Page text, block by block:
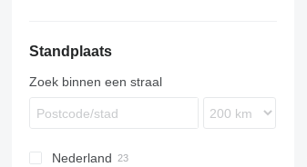
Standplaats
Zoek binnen een straal
Nederland